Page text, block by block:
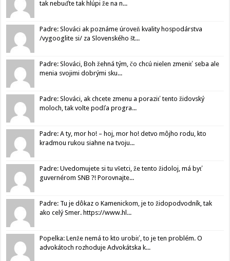
tak nebuďte tak hlúpi že na n...
Padre: Slováci ak poznáme úroveň kvality hospodárstva
/vygooglite si/ za Slovenského št...
Padre: Slováci, Boh žehná tým, čo chcú nielen zmeniť seba ale
menia svojimi dobrými sku...
Padre: Slováci, ak chcete zmenu a poraziť tento židovský
moloch, tak volte podľa progra...
Padre: A ty, mor ho! – hoj, mor ho! detvo môjho rodu, kto
kradmou rukou siahne na tvoju...
Padre: Uvedomujete si tu všetci, že tento židoloj, má byť
guvernérom SNB ?! Porovnajte...
Padre: Tu je dôkaz o Kamenickom, je to židopodvodník, tak
ako celý Smer. https://www.hl...
Popelka: Lenže nemá to kto urobiť, to je ten problém. O
advokátoch rozhoduje Advokátska k...